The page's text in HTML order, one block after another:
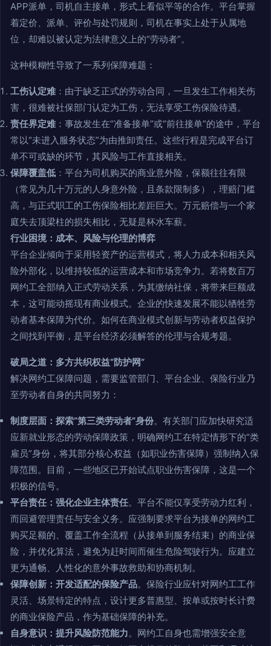
APP派单，司机自主接单，形式上看似平等的合作。平台掌握
着定价、派单、评价与处罚规则，司机在事实上处于从属地
位，却难以被认定为法律意义上的“劳动者”。
这种模糊性导致了一系列保障难题：
工伤认定难 ：由于缺乏正式的劳动合同，一旦发生工作相关伤
害，很难被社保部门认定为工伤，无法享受工伤保险待遇。
责任界定难 ：事故发生在“准备接单”或“前往接单”的途中，平台
常以“未进入服务状态”为由推卸责任。这些行程是完成平台订
单不可或缺的环节，其风险与工作直接相关。
保障覆盖低 ：平台为司机购买的商业意外险，保额往往有限
（常见为几十万元的人身意外险，且条款限制多），理赔门槛
高，与正式职工的工伤保险相比差距巨大。万元赔偿与一个家
庭失去顶梁柱的损失相比，无疑是杯水车薪。
行业困境：成本、风险与伦理的博弈
平台企业倾向于采用轻资产的运营模式，将人力成本和相关风
险外部化，以维持较低的运营成本和市场竞争力。若将数百万
网约工全部纳入正式劳动关系，为其缴纳社保，将带来巨额成
本，这可能动摇现有商业模式。企业的快速发展不能以牺牲劳
动者基本保障为代价。如何在商业模式创新与劳动者权益保护
之间找到平衡，是平台经济必须解答的伦理与合规考题。
破局之道：多方共织权益“防护网”
解决网约工保障问题，需要监管部门、平台企业、保险行业乃
至劳动者自身的共同努力：
制度层面：探索“第三类劳动者”身份。有关部门应加快研究适
应新就业形态的劳动保障政策，明确网约工在特定情形下的“类
雇员”身份，将其部分核心权益（如职业伤害保障）强制纳入保
障范围。目前，一些地区已开始试点职业伤害保障，这是一个
积极的信号。
平台责任：强化企业主体责任。平台不能仅享受劳动力红利，
而回避管理责任与安全义务。应强制要求平台为接单的网约工
购买足额的、覆盖工作全流程（从接单到服务结束）的商业保
险，并优化算法，避免为赶时间而催生危险驾驶行为。应建立
更为通畅、人性化的意外事故救助和协商机制。
保障创新：开发适配的保险产品。保险行业应针对网约工工作
灵活、场景特定的特点，设计更多普惠型、按单或按时长计费
的商业保险产品，作为基础保障的补充。
自身意识：提升风险防范能力。网约工自身也需增强安全意